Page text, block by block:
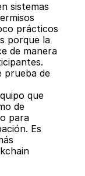
sistemas
prácticos
porque la
de manera
prueba de
que
de
para
Es